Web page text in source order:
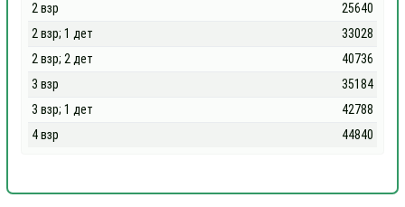
2 взр
25640
2 взр; 1 дет
33028
2 взр; 2 дет
40736
3 взр
35184
3 взр; 1 дет
42788
4 взр
44840